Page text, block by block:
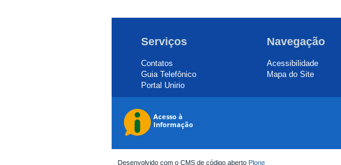
Serviços
Contatos
Guia Telefônico
Portal Unirio
Navegação
Acessibilidade
Mapa do Site
Desenvolvido com o CMS de código aberto Plone